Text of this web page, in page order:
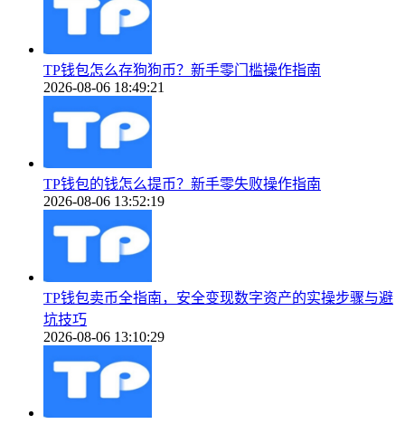
TP钱包怎么存狗狗币？新手零门槛操作指南
2026-08-06 18:49:21
TP钱包的钱怎么提币？新手零失败操作指南
2026-08-06 13:52:19
TP钱包卖币全指南，安全变现数字资产的实操步骤与避
坑技巧
2026-08-06 13:10:29